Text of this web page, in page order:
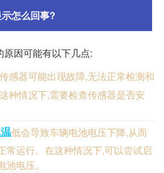
怎么回事?
因可能有以下几点:
感器可能出现故障,无法正常检测和
种情况下,需要检查传感器是否安
低会导致车辆电池电压下降,从而
常运行。在这种情况下,可以尝试启
电压。